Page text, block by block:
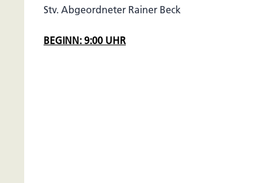
Stv. Abgeordneter Rainer Beck
BEGINN: 9:00 UHR